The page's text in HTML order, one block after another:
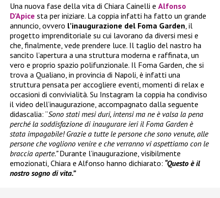
Una nuova fase della vita di Chiara Cainelli e Alfonso
D’Apice sta per iniziare. La coppia infatti ha fatto un grande
annuncio, ovvero l’inaugurazione del Foma Garden , il
progetto imprenditoriale su cui lavorano da diversi mesi e
che, finalmente, vede prendere luce. Il taglio del nastro ha
sancito l’apertura a una struttura moderna e raffinata, un
vero e proprio spazio polifunzionale. Il Foma Garden, che si
trova a Qualiano, in provincia di Napoli, è infatti una
struttura pensata per accogliere eventi, momenti di relax e
occasioni di convivialità. Su Instagram la coppia ha condiviso
il video dell’inaugurazione, accompagnato dalla seguente
didascalia: “Sono stati mesi duri, intensi ma ne è valsa la pena
perché la soddisfazione di inaugurare ieri il Foma Garden è
stata impagabile! Grazie a tutte le persone che sono venute, alle
persone che vogliono venire e che verranno vi aspettiamo con le
braccia aperte.”Durante l’inaugurazione, visibilmente
emozionati, Chiara e Alfonso hanno dichiarato: “Questo è il
nostro sogno di vita.”